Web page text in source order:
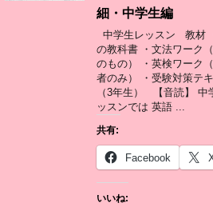
細・中学生編
中学生レッスン 教材
の教科書 ・文法ワーク
のもの） ・英検ワーク
者のみ） ・受験対策テ
（3年生） 【音読】 中
ッスンでは 英語 ...
共有:
Facebook
いいね: